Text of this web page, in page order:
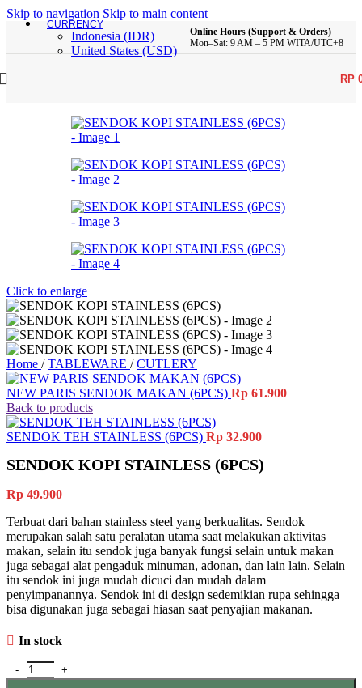
Skip to navigation Skip to main content
CURRENCY
Indonesia (IDR)
United States (USD)
Online Hours (Support & Orders)
Mon–Sat: 9 AM – 5 PM WITA/UTC+8
RP
Click to enlarge
Home / TABLEWARE / CUTLERY
NEW PARIS SENDOK MAKAN (6PCS) Rp 61.900
Back to products
SENDOK TEH STAINLESS (6PCS) Rp 32.900
SENDOK KOPI STAINLESS (6PCS)
Rp 49.900
Terbuat dari bahan stainless steel yang berkualitas. Sendok
merupakan salah satu peralatan utama saat melakukan aktivitas
makan, selain itu sendok juga banyak fungsi selain untuk makan
juga sebagai alat pengaduk minuman, adonan, dan lain lain. Selain
itu sendok ini juga mudah dicuci dan mudah dalam
penyimpanannya. Sendok ini di design sedemikian rupa sehingga
bisa digunakan juga sebagai hiasan saat penyajian makanan.
In stock
SENDOK KOPI STAINLESS (6PCS) quantity